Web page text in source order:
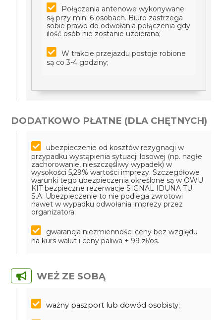
Połączenia antenowe wykonywane
są przy min. 6 osobach. Biuro zastrzega
sobie prawo do odwołania połączenia gdy
ilość osób nie zostanie uzbierana;
W trakcie przejazdu postoje robione
są co 3-4 godziny;
DODATKOWO PŁATNE (DLA CHĘTNYCH)
ubezpieczenie od kosztów rezygnacji w
przypadku wystąpienia sytuacji losowej (np. nagłe
zachorowanie, nieszczęśliwy wypadek) w
wysokości 5,29% wartości imprezy. Szczegółowe
warunki tego ubezpieczenia określone są w OWU
KIT bezpieczne rezerwacje SIGNAL IDUNA TU
S.A. Ubezpieczenie to nie podlega zwrotowi
nawet w wypadku odwołania imprezy przez
organizatora;
gwarancja niezmienności ceny bez względu
na kurs walut i ceny paliwa + 99 zł/os.
WEŻ ZE SOBĄ
ważny paszport lub dowód osobisty;